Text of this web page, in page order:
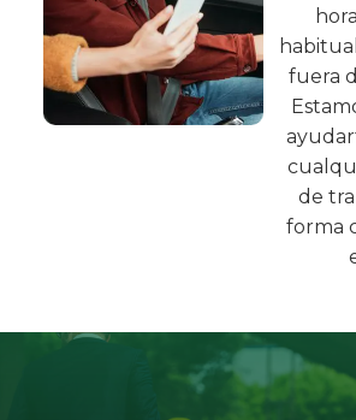
fuera
de
forma